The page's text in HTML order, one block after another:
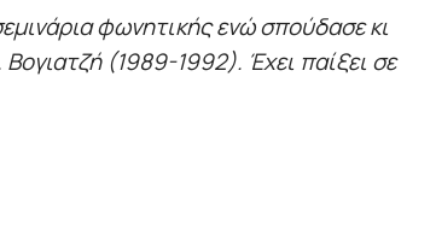
φωνητικής ενώ σπούδασε κι
(1989-1992). Έχει παίξει σε